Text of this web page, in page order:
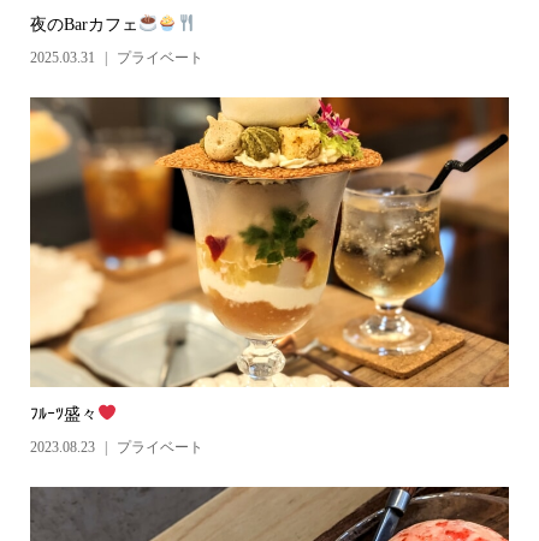
夜のBarカフェ
2025.03.31 プライベート
ﾌﾙｰﾂ盛々
2023.08.23 プライベート